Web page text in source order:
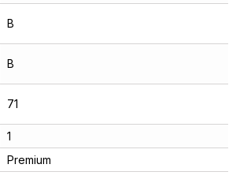
B
B
71
1
Premium